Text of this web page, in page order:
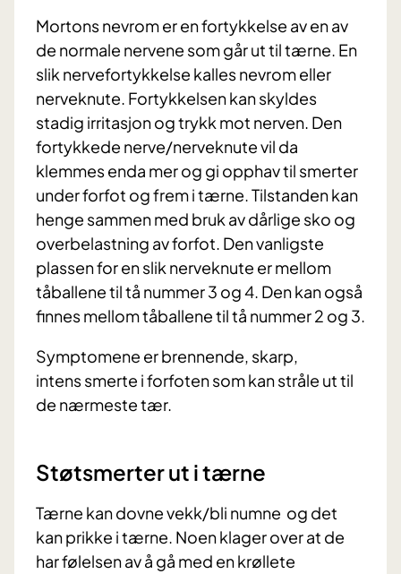
Mortons nevrom er en fortykkelse av en av
de normale nervene som går ut til tærne. En
slik nervefortykkelse kalles nevrom eller
nerveknute. Fortykkelsen kan skyldes
stadig irritasjon og trykk mot nerven. Den
fortykkede nerve/nerveknute vil da
klemmes enda mer og gi opphav til smerter
under forfot og frem i tærne. Tilstanden kan
henge sammen med bruk av dårlige sko og
overbelastning av forfot. Den vanligste
plassen for en slik nerveknute er mellom
tåballene til tå nummer 3 og 4. Den kan også
finnes mellom tåballene til tå nummer 2 og 3.
Symptomene er brennende, skarp,
intens smerte i forfoten som kan stråle ut til
de nærmeste tær.
Støtsmerter ut i tærne
Tærne kan dovne vekk/bli numne og det
kan prikke i tærne. Noen klager over at de
har følelsen av å gå med en krøllete